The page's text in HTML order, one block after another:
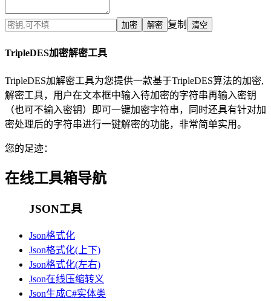
复制
TripleDES加密解密工具
TripleDES加解密工具为您提供一款基于TripleDES算法的加密,
解密工具，用户在文本框中输入待加密的字符串再输入密钥
（也可不输入密钥）即可一键加密字符串，同时还具有针对加
密处理后的字符串进行一键解密的功能，非常简单实用。
您的足迹：
在线工具箱导航
JSON工具
Json格式化
Json格式化(上下)
Json格式化(左右)
Json在线压缩转义
Json生成C#实体类